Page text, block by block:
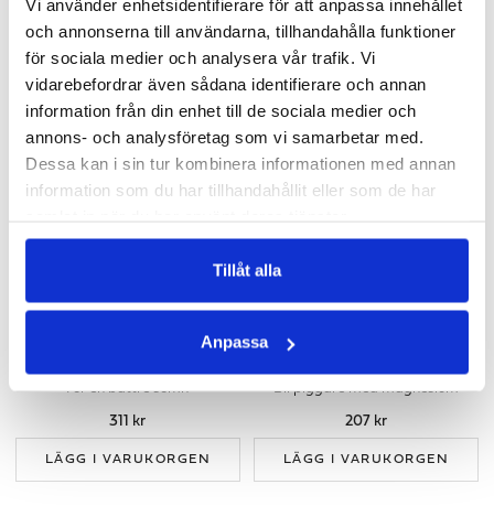
Vi använder enhetsidentifierare för att anpassa innehållet
och annonserna till användarna, tillhandahålla funktioner
för sociala medier och analysera vår trafik. Vi
vidarebefordrar även sådana identifierare och annan
information från din enhet till de sociala medier och
annons- och analysföretag som vi samarbetar med.
Dessa kan i sin tur kombinera informationen med annan
information som du har tillhandahållit eller som de har
Tillåt alla
Anpassa
ANDRA KÖPTE
För en bättre sömn
311 kr
LÄGG I VARUKORGEN
Bli piggare med magnesium
207 kr
LÄGG I VARUKORGEN